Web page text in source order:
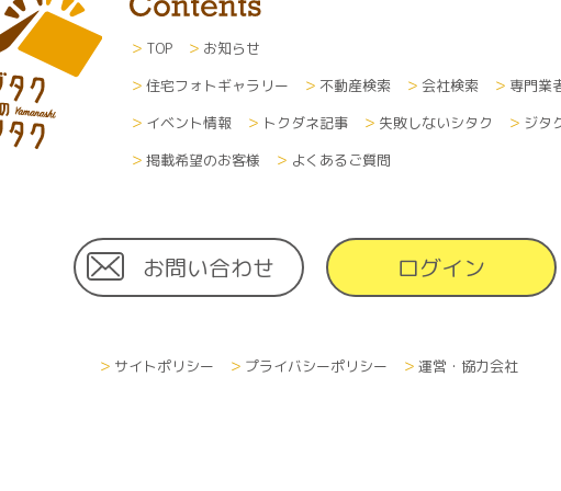
TOP
お知らせ
住宅フォトギャラリー
不動産検索 会社検索
専門業
イベント情報
トクダネ記事 失敗しないシタク
ジタ
掲載希望のお客様
よくあるご質問
お問い合わせ ログイン
サイトポリシー プライバシーポリシー 運営・協力会社